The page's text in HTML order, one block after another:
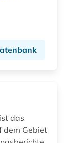
das
dem Gebiet